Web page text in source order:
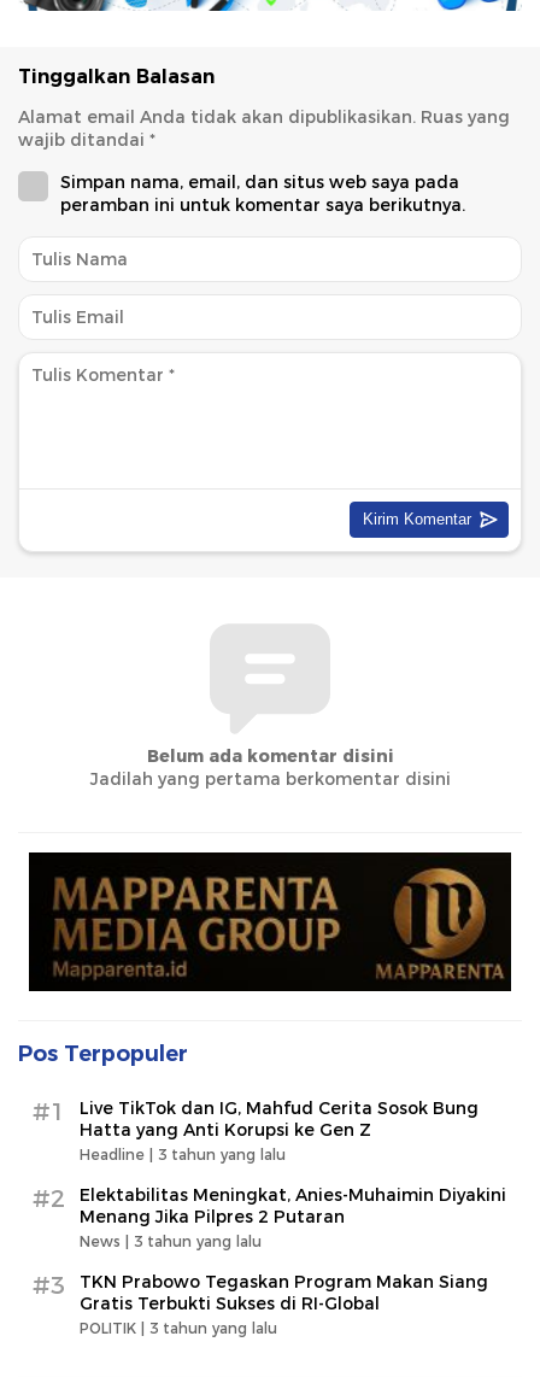
Tinggalkan Balasan
Alamat email Anda tidak akan dipublikasikan. Ruas yang
wajib ditandai *
Simpan nama, email, dan situs web saya pada
peramban ini untuk komentar saya berikutnya.
Belum ada komentar disini
Jadilah yang pertama berkomentar disini
Pos Terpopuler
#1
Live TikTok dan IG, Mahfud Cerita Sosok Bung
Hatta yang Anti Korupsi ke Gen Z
Headline | 3 tahun yang lalu
#2
Elektabilitas Meningkat, Anies-Muhaimin Diyakini
Menang Jika Pilpres 2 Putaran
News | 3 tahun yang lalu
#3
TKN Prabowo Tegaskan Program Makan Siang
Gratis Terbukti Sukses di RI-Global
POLITIK | 3 tahun yang lalu